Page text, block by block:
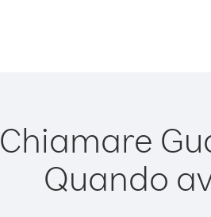
Chiamare
Quando